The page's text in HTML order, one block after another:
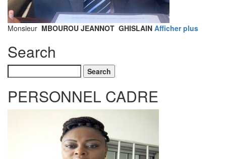
Monsieur MBOUROU JEANNOT GHISLAIN Afficher plus
Search
PERSONNEL CADRE